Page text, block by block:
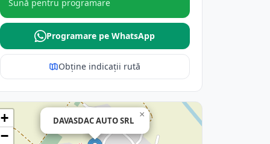
Sună pentru programare
Programare pe WhatsApp
Obține indicații rută
DAVASDAC AUTO SRL
×
+
−